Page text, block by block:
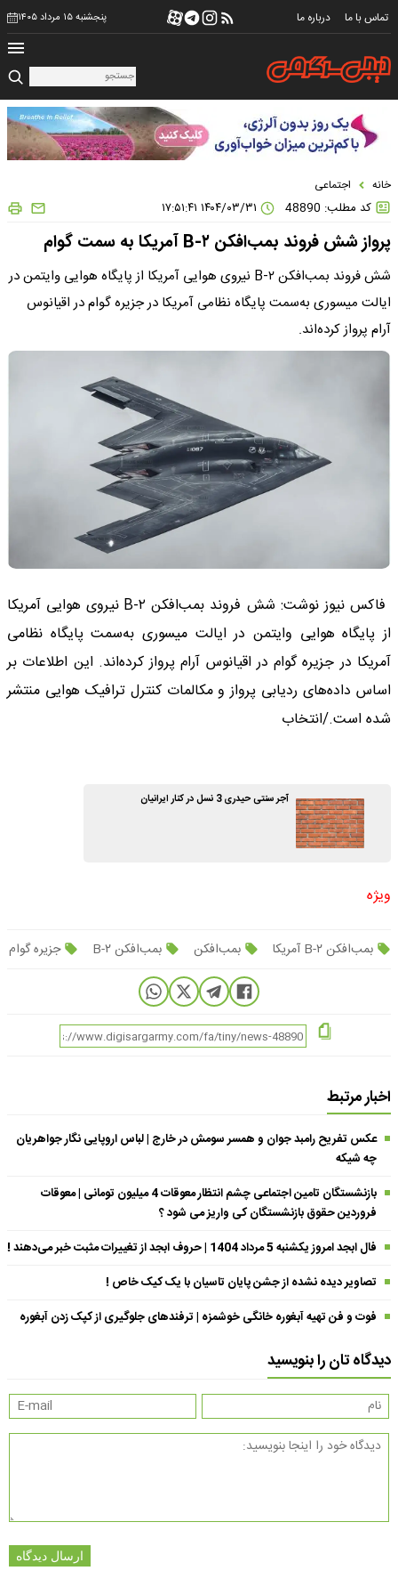
تماس با ما درباره ما پنجشنبه ۱۵ مرداد ۱۴۰۵
خانه اجتماعی
کد مطلب: 48890
پرواز شش فروند بمب‌افکن B-۲ آمریکا به سمت گوام
شش فروند بمب‌افکن B-۲ نیروی هوایی آمریکا از پایگاه هوایی وایتمن در
ایالت میسوری به‌سمت پایگاه نظامی آمریکا در جزیره گوام در اقیانوس
آرام پرواز کرده‌اند.
فاکس نیوز نوشت: شش فروند بمب‌افکن B-۲ نیروی هوایی آمریکا
از پایگاه هوایی وایتمن در ایالت میسوری به‌سمت پایگاه نظامی
آمریکا در جزیره گوام در اقیانوس آرام پرواز کرده‌اند. این اطلاعات بر
اساس داده‌های ردیابی پرواز و مکالمات کنترل ترافیک هوایی منتشر
شده است./انتخاب
آجر سنتی حیدری 3 نسل در کنار ایرانیان
ویژه
بمب‌افکن B-۲ آمریکا بمب‌افکن بمب‌افکن B-۲ جزیره گوام
اخبار مرتبط
عکس تفریح رامبد جوان و همسر سومش در خارج | لباس اروپایی نگار جواهریان
چه شیکه
بازنشستگان تامین اجتماعی چشم انتظار معوقات 4 میلیون تومانی | معوقات
فروردین حقوق بازنشستگان کی واریز می شود ؟
فال ابجد امروز یکشنبه 5 مرداد 1404 | حروف ابجد از تغییرات مثبت خبر می‌دهند !
تصاویر دیده نشده از جشن پایان تاسیان با یک کیک خاص !
فوت و فن تهیه آبغوره خانگی خوشمزه | ترفندهای جلوگیری از کپک زدن آبغوره
دیدگاه تان را بنویسید
ارسال دیدگاه